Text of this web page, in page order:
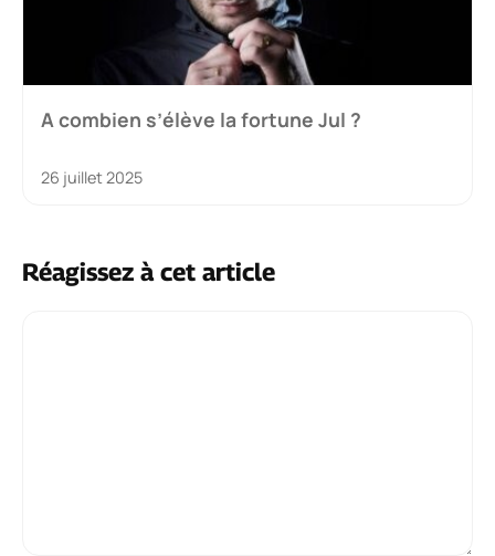
A combien s’élève la fortune Jul ?
26 juillet 2025
Réagissez à cet article